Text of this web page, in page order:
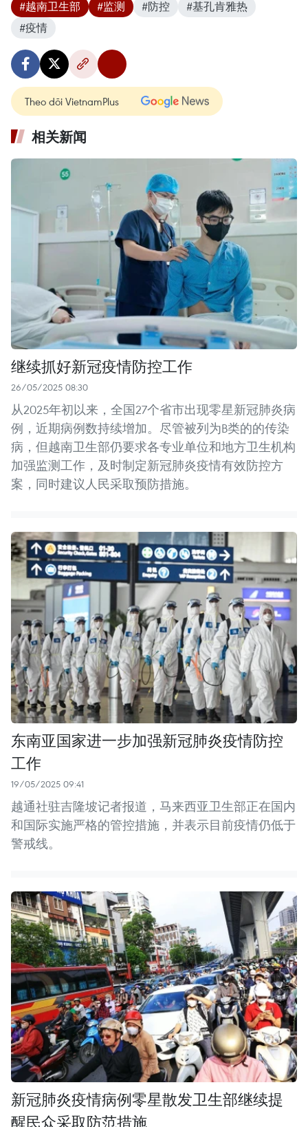
#越南卫生部 #监测 #防控
#基孔肯雅热
#疫情
Theo dõi VietnamPlus
相关新闻
继续抓好新冠疫情防控工作
26/05/2025 08:30
从2025年初以来，全国27个省市出现零星新冠肺炎病
例，近期病例数持续增加。尽管被列为B类的的传染
病，但越南卫生部仍要求各专业单位和地方卫生机构
加强监测工作，及时制定新冠肺炎疫情有效防控方
案，同时建议人民采取预防措施。
东南亚国家进一步加强新冠肺炎疫情防控
工作
19/05/2025 09:41
越通社驻吉隆坡记者报道，马来西亚卫生部正在国内
和国际实施严格的管控措施，并表示目前疫情仍低于
警戒线。
新冠肺炎疫情病例零星散发卫生部继续提
醒民众采取防范措施